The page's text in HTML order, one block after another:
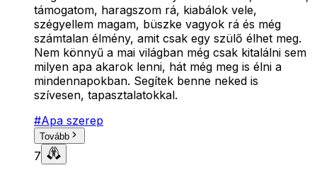
támogatom, haragszom rá, kiabálok vele,
szégyellem magam, büszke vagyok rá és még
számtalan élmény, amit csak egy szülő élhet meg.
Nem könnyű a mai világban még csak kitalálni sem
milyen apa akarok lenni, hát még meg is élni a
mindennapokban. Segítek benne neked is
szívesen, tapasztalatokkal.
#Apa szerep
Tovább
7